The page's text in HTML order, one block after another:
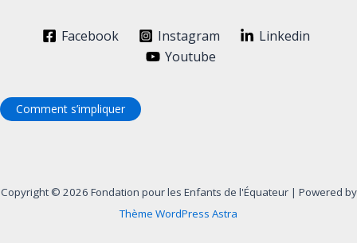
Facebook Instagram
Linkedin
Youtube
Comment s’impliquer
Copyright © 2026 Fondation pour les Enfants de l'Équateur | Powered by
Thème WordPress Astra